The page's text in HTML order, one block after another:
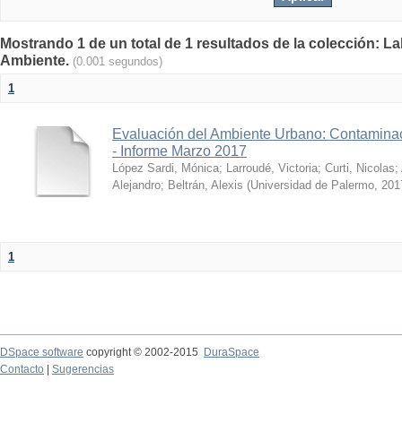
Mostrando 1 de un total de 1 resultados de la colección:
Ambiente. (0.001 segundos)
1
Evaluación del Ambiente Urbano:
- Informe Marzo 2017
López Sardi, Mónica; Larroudé, Victoria; Curti, Nicolas;
Alejandro; Beltrán, Alexis (Universidad de Palermo,
1
DSpace software copyright © 2002-2015
DuraSpace
Contacto
Sugerencias